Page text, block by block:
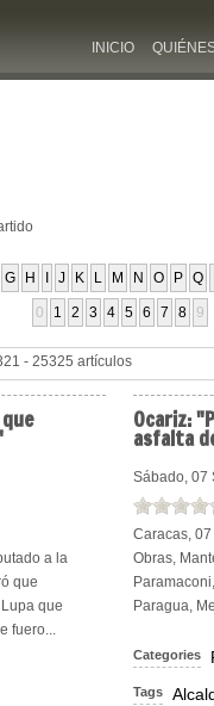
INICIO
G H J K L M N O P Q
0 1 2 3 4 5 6 7 8 9
- 25325 artículos
a la
que
que
fuero...
Ocariz:
asfalta
Sábado, 07
Caracas,
Obras,
Paragua,
Categories
Tags